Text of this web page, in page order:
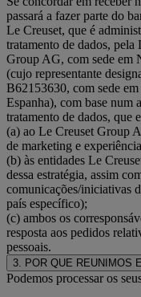
passará a fazer parte do
Le Creuset, que é
tratamento de dados,
Group AG, com sede em
(cujo representante
B62153630, com sede
Espanha), com base num
tratamento de dados, que
(a) ao Le Creuset Group
de marketing e
(b) às entidades Le
dessa estratégia, assim
comunicações/iniciativas
país específico);
(c) ambos os
resposta aos pedidos
pessoais.
3. POR QUE REUNIMOS
Podemos processar os